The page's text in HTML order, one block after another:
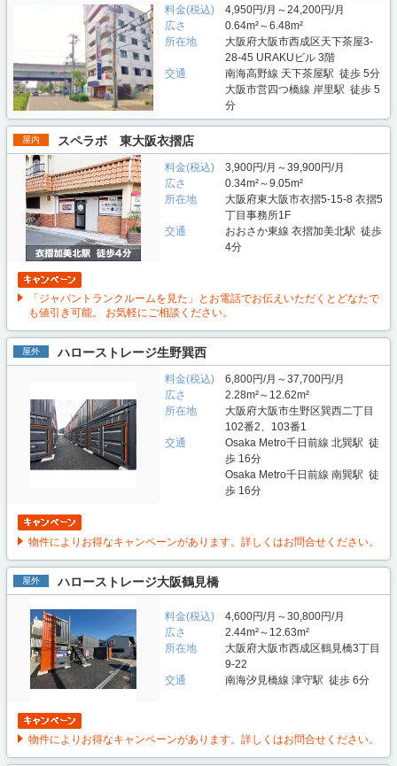
料金(税込)
4,950円/月～24,200円/月
広さ
0.64m²～6.48m²
所在地
大阪府大阪市西成区天下茶屋3-
28-45 URAKUビル 3階
交通
南海高野線 天下茶屋駅 徒歩 5分
大阪市営四つ橋線 岸里駅 徒歩 5
分
屋内 スペラボ 東大阪衣摺店
料金(税込)
3,900円/月～39,900円/月
広さ
0.34m²～9.05m²
所在地
大阪府東大阪市衣摺5-15-8 衣摺5
丁目事務所1F
交通
おおさか東線 衣摺加美北駅 徒歩
4分
「ジャパントランクルームを見た」とお電話でお伝えいただくとどなたで
も値引き可能。 お気軽にご相談ください。
屋外 ハローストレージ生野巽西
料金(税込)
6,800円/月～37,700円/月
広さ
2.28m²～12.62m²
所在地
大阪府大阪市生野区巽西二丁目
102番2、103番1
交通
Osaka Metro千日前線 北巽駅 徒
歩 16分
Osaka Metro千日前線 南巽駅 徒
歩 16分
物件によりお得なキャンペーンがあります。詳しくはお問合せください。
屋外 ハローストレージ大阪鶴見橋
料金(税込)
4,600円/月～30,800円/月
広さ
2.44m²～12.63m²
所在地
大阪府大阪市西成区鶴見橋3丁目
9-22
交通
南海汐見橋線 津守駅 徒歩 6分
物件によりお得なキャンペーンがあります。詳しくはお問合せください。